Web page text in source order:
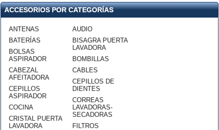
ACCESORIOS POR CATEGORÍAS
ANTENAS
BATERÍAS
BOLSAS
ASPIRADOR
CABEZAL
AFEITADORA
CEPILLOS
ASPIRADOR
COCINA
CRISTAL PUERTA
LAVADORA
AUDIO
BISAGRA PUERTA
LAVADORA
BOMBILLAS
CABLES
CEPILLOS DE
DIENTES
CORREAS
LAVADORAS-
SECADORAS
FILTROS